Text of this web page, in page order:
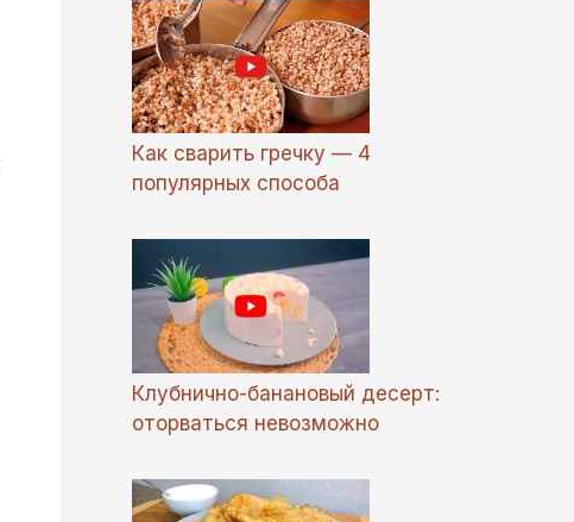
Как сварить гречку — 4
популярных способа
Клубнично-банановый десерт:
оторваться невозможно